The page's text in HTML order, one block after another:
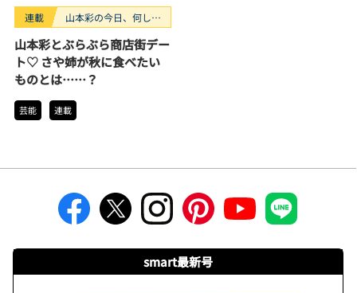
連載
山本彩の今日、何して
山本彩とぶらぶら商店街デー
ト♡ さや姉が秋に食べたい
ものとは……？
芸能 連載
smart最新号